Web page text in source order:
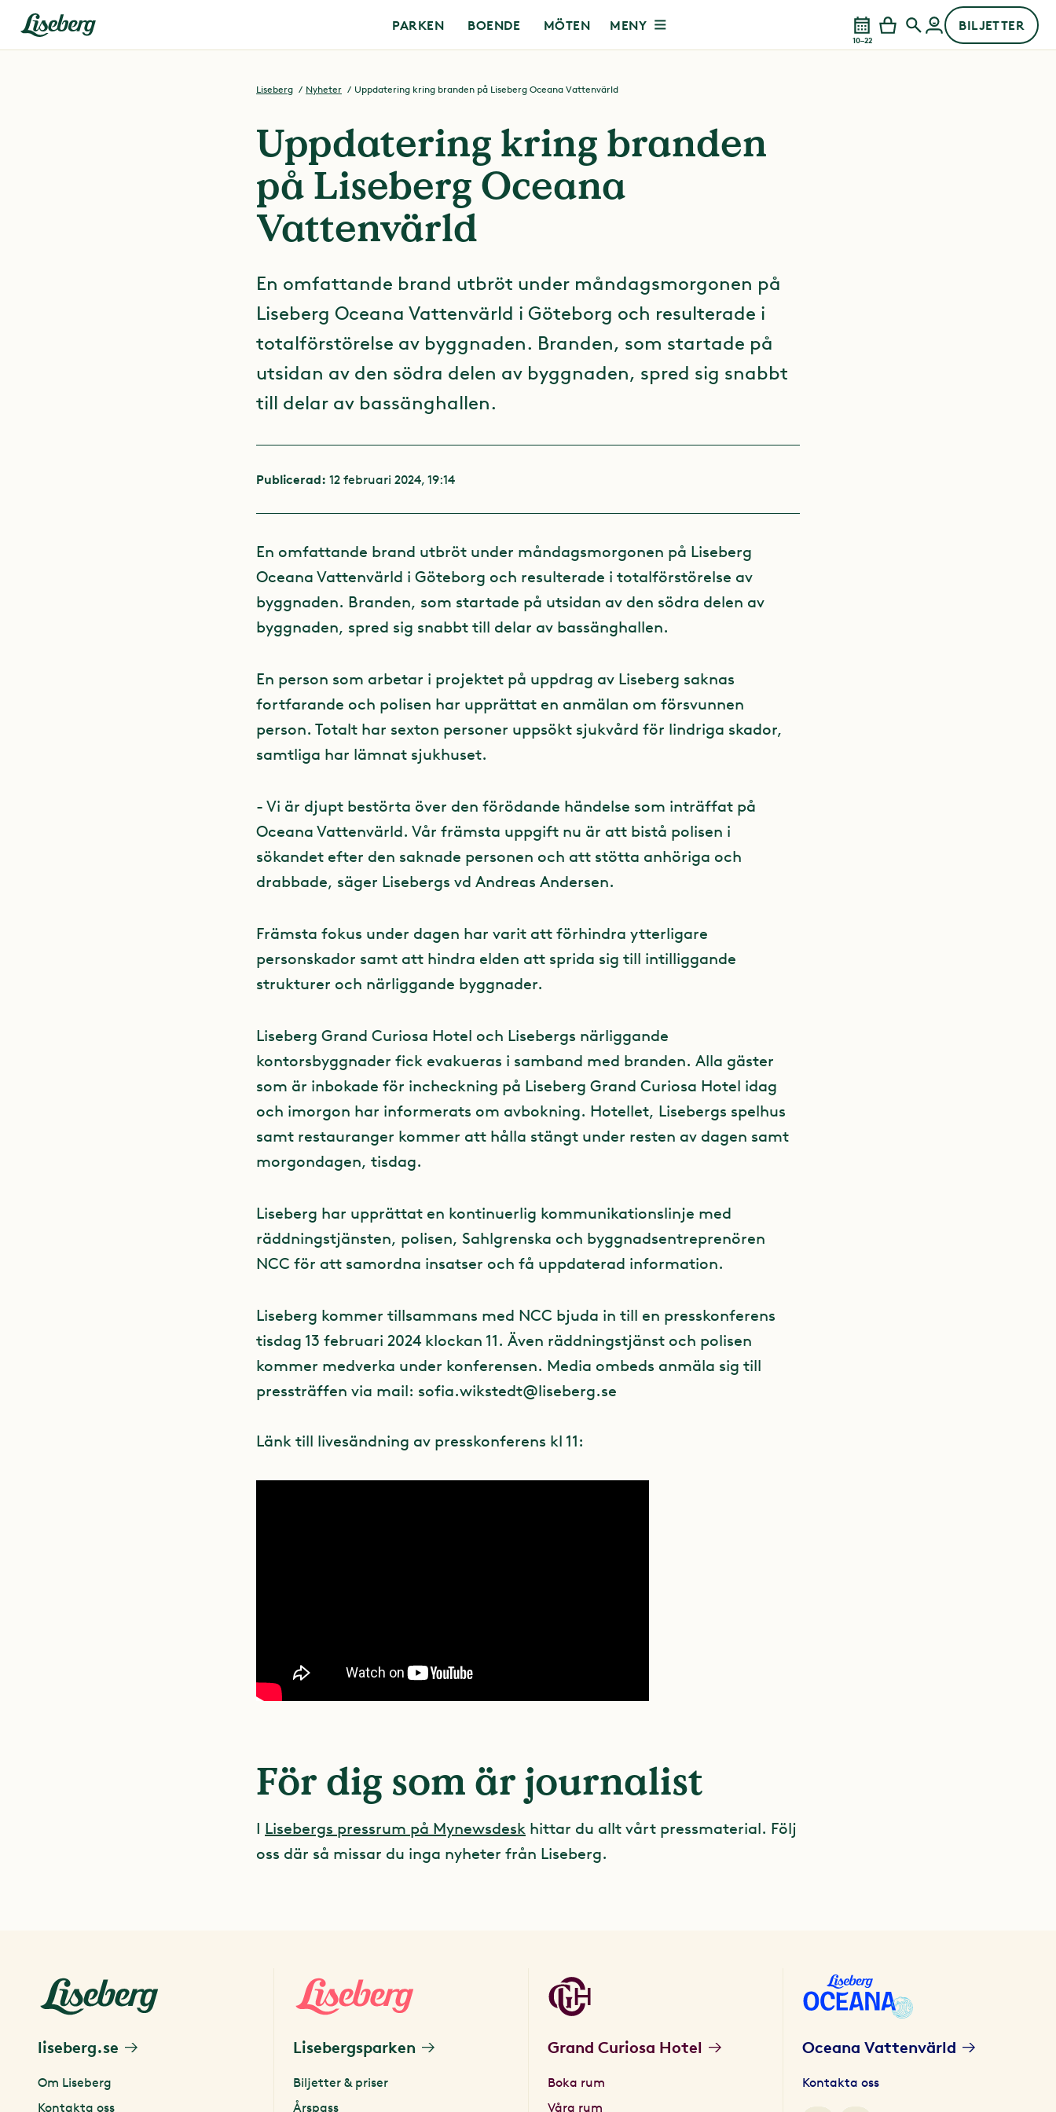
10–22
BILJETTER
PARKEN BOENDE MÖTEN MENY
Liseberg Nyheter Uppdatering kring branden på Liseberg Oceana Vattenvärld
Uppdatering kring branden
på Liseberg Oceana
Vattenvärld
En omfattande brand utbröt under måndagsmorgonen på
Liseberg Oceana Vattenvärld i Göteborg och resulterade i
totalförstörelse av byggnaden. Branden, som startade på
utsidan av den södra delen av byggnaden, spred sig snabbt
till delar av bassänghallen.
Publicerad: 12 februari 2024, 19:14
En omfattande brand utbröt under måndagsmorgonen på Liseberg
Oceana Vattenvärld i Göteborg och resulterade i totalförstörelse av
byggnaden. Branden, som startade på utsidan av den södra delen av
byggnaden, spred sig snabbt till delar av bassänghallen.
En person som arbetar i projektet på uppdrag av Liseberg saknas
fortfarande och polisen har upprättat en anmälan om försvunnen
person. Totalt har sexton personer uppsökt sjukvård för lindriga skador,
samtliga har lämnat sjukhuset.
- Vi är djupt bestörta över den förödande händelse som inträffat på
Oceana Vattenvärld. Vår främsta uppgift nu är att bistå polisen i
sökandet efter den saknade personen och att stötta anhöriga och
drabbade, säger Lisebergs vd Andreas Andersen.
Främsta fokus under dagen har varit att förhindra ytterligare
personskador samt att hindra elden att sprida sig till intilliggande
strukturer och närliggande byggnader.
Liseberg Grand Curiosa Hotel och Lisebergs närliggande
kontorsbyggnader fick evakueras i samband med branden. Alla gäster
som är inbokade för incheckning på Liseberg Grand Curiosa Hotel idag
och imorgon har informerats om avbokning. Hotellet, Lisebergs spelhus
samt restauranger kommer att hålla stängt under resten av dagen samt
morgondagen, tisdag.
Liseberg har upprättat en kontinuerlig kommunikationslinje med
räddningstjänsten, polisen, Sahlgrenska och byggnadsentreprenören
NCC för att samordna insatser och få uppdaterad information.
Liseberg kommer tillsammans med NCC bjuda in till en presskonferens
tisdag 13 februari 2024 klockan 11. Även räddningstjänst och polisen
kommer medverka under konferensen. Media ombeds anmäla sig till
pressträffen via mail: sofia.wikstedt@liseberg.se
Länk till livesändning av presskonferens kl 11:
För dig som är journalist
I Lisebergs pressrum på Mynewsdesk hittar du allt vårt pressmaterial. Följ
oss där så missar du inga nyheter från Liseberg.
liseberg.se
Om Liseberg
Kontakta oss
Lisebergsparken
Biljetter & priser
Årspass
Grand Curiosa Hotel
Boka rum
Våra rum
Oceana Vattenvärld
Kontakta oss